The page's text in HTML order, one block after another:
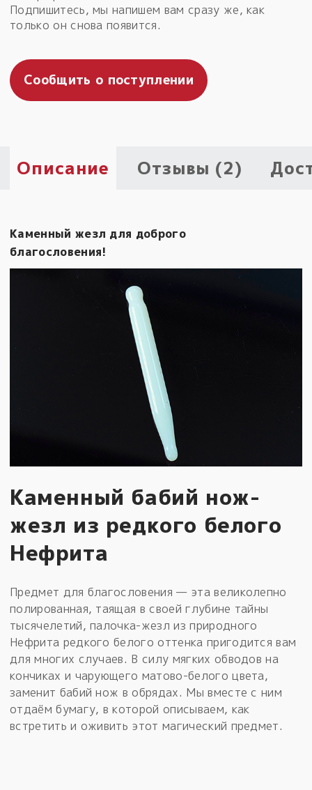
Пыльный сундучок
Товары со скидкой
Безоплатная доставка
на заказ от 4 тыс. руб. со скидкой
к заказу от 3 тыс. руб.
Подпишитесь, мы напишем вам сразу же, как
только он снова появится.
Сообщить о поступлении
Описание Отзывы (2)
Каменный жезл для доброго
благословения!
Каменный бабий нож-
жезл из редкого белого
Нефрита
Предмет для благословения — эта великолепно
полированная, таящая в своей глубине тайны
тысячелетий, палочка-жезл из природного
Нефрита редкого белого оттенка пригодится вам
для многих случаев. В силу мягких обводов на
кончиках и чарующего матово-белого цвета,
заменит бабий нож в обрядах. Мы вместе с ним
отдаём бумагу, в которой описываем, как
встретить и оживить этот магический предмет.